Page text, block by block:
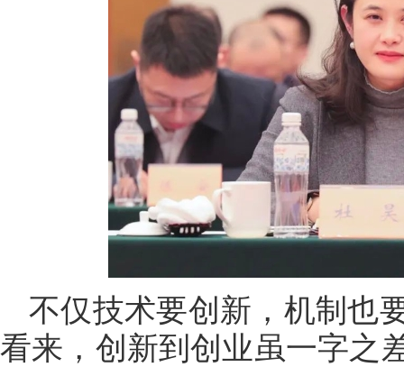
不仅技术要创新，机制也
看来，创新到创业虽一字之